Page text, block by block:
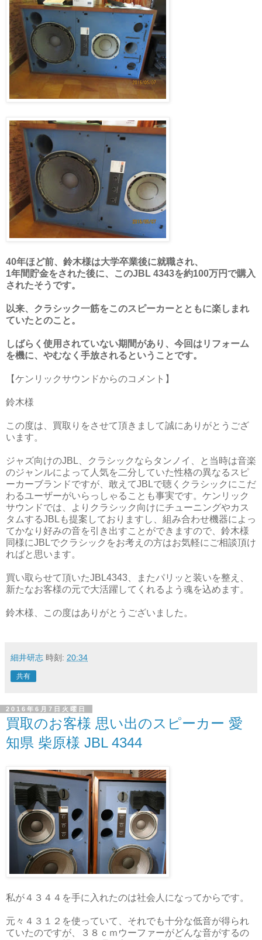
40年ほど前、鈴木様は大学卒業後に就職され、
1年間貯金をされた後に、このJBL 4343を約100万円で購入
されたそうです。
以来、クラシック一筋をこのスピーカーとともに楽しまれ
ていたとのこと。
しばらく使用されていない期間があり、今回はリフォーム
を機に、やむなく手放されるということです。
【ケンリックサウンドからのコメント】
鈴木様
この度は、買取りをさせて頂きまして誠にありがとうござ
います。
ジャズ向けのJBL、クラシックならタンノイ、と当時は音楽
のジャンルによって人気を二分していた性格の異なるスピ
ーカーブランドですが、敢えてJBLで聴くクラシックにこだ
わるユーザーがいらっしゃることも事実です。ケンリック
サウンドでは、よりクラシック向けにチューニングやカス
タムするJBLも提案しておりますし、組み合わせ機器によっ
てかなり好みの音を引き出すことができますので、鈴木様
同様にJBLでクラシックをお考えの方はお気軽にご相談頂け
ればと思います。
買い取らせて頂いたJBL4343、またパリッと装いを整え、
新たなお客様の元で大活躍してくれるよう魂を込めます。
鈴木様、この度はありがとうございました。
細井研志 時刻: 20:34
共有
2016年6月7日火曜日
買取のお客様 思い出のスピーカー 愛
知県 柴原様 JBL 4344
私が４３４４を手に入れたのは社会人になってからです。
元々４３１２を使っていて、それでも十分な低音が得られ
ていたのですが、３８ｃｍウーファーがどんな音がするの